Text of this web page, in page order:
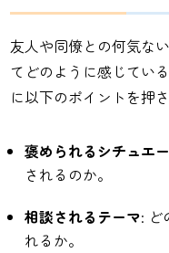
友人や同僚との何気な
てどのように感じてい
に以下のポイントを押
褒められるシチュエ
されるのか。
相談されるテーマ: ど
れるか。